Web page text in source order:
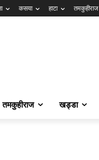
कसया हाटा तमकुहीराज
तमकुहीराज खड्डा